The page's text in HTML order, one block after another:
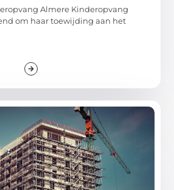
Almere Kinderopvang
om haar toewijding aan het